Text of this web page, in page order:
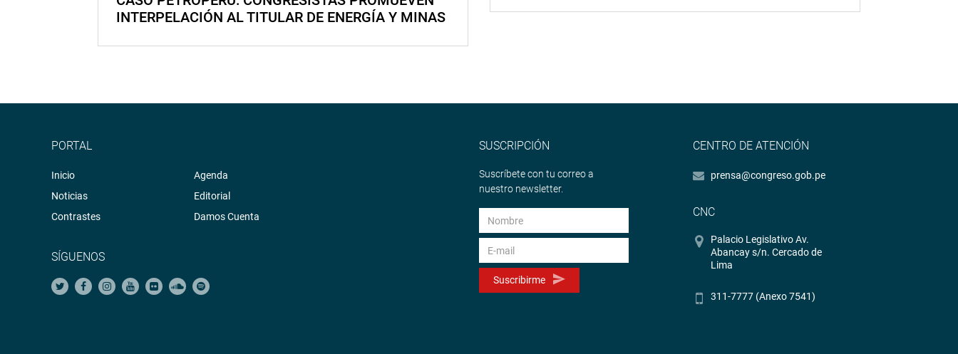
INTERPELACIÓN AL TITULAR DE ENERGÍA Y MINAS
PORTAL
Inicio
Noticias
Contrastes
Agenda
Editorial
Damos Cuenta
SÍGUENOS
SUSCRIPCIÓN
Suscríbete con tu correo a
nuestro newsletter.
Suscribirme
CENTRO DE ATENCIÓN
prensa@congreso.gob.pe
CNC
Palacio Legislativo Av.
Abancay s/n. Cercado de
Lima
311-7777 (Anexo 7541)